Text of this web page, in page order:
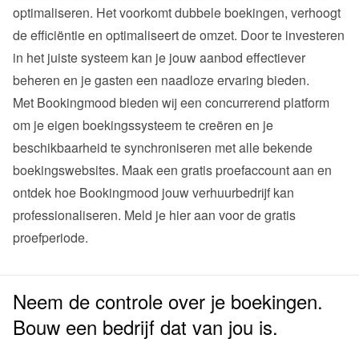
optimaliseren. Het voorkomt dubbele boekingen, verhoogt
de efficiëntie en optimaliseert de omzet. Door te investeren
in het juiste systeem kan je jouw aanbod effectiever
beheren en je gasten een naadloze ervaring bieden.
Met Bookingmood bieden wij een concurrerend platform
om je eigen boekingssysteem te creëren en je
beschikbaarheid te synchroniseren met alle bekende
boekingswebsites. Maak een gratis proefaccount aan en
ontdek hoe Bookingmood jouw verhuurbedrijf kan
professionaliseren. Meld je hier aan voor de gratis
proefperiode.
Neem de controle over je boekingen.
Bouw een bedrijf dat van jou is.